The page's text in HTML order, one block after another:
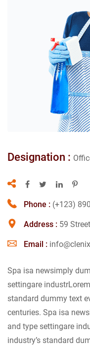
Designation :
Phone : (+123)
Address : 59
Email :
Spa isa newsimply
settingare
standard dummy text
centuries. Spa isa
and type settingare
industry’s standard